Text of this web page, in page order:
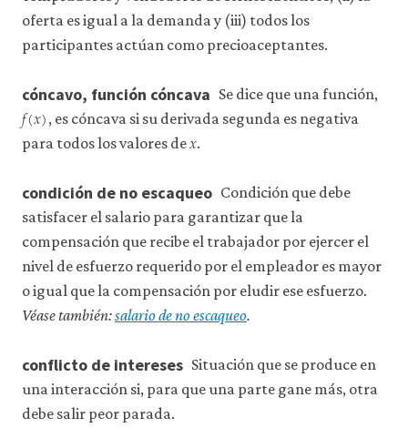
oferta es igual a la demanda y (iii) todos los
participantes actúan como precioaceptantes.
cóncavo, función cóncava Se dice que una función,
𝑓(𝑥)
f( ) , es cóncava si su derivada segunda es negativa
para todos los valores de𝑥.
condición de no escaqueo Condición que debe
satisfacer el salario para garantizar que la
compensación que recibe el trabajador por ejercer el
nivel de esfuerzo requerido por el empleador es mayor
o igual que la compensación por eludir ese esfuerzo.
Véase también:salario de no escaqueo.
conflicto de intereses Situación que se produce en
una interacción si, para que una parte gane más, otra
debe salir peor parada.